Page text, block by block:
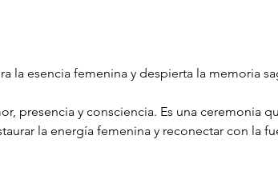
la esencia femenina y despierta la memoria
presencia y consciencia. Es una ceremonia
la energía femenina y reconectar con la